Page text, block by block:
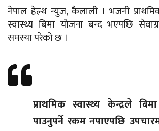
नेपाल हेल्थ न्युज, कैलाली । भजनी
स्वास्थ्य बिमा योजना बन्द भएपछि
समस्या परेको छ ।
प्राथमिक स्वास्थ्य केन्द्रले
पाउनुपर्ने रकम नपाएपछि